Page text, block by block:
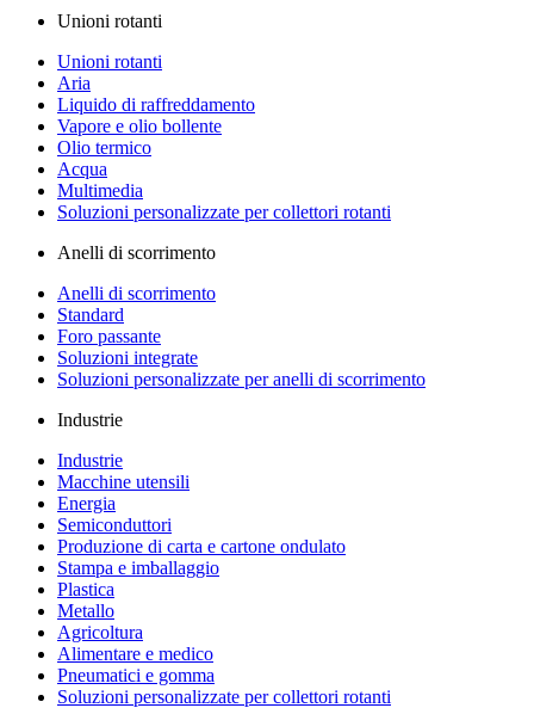
Unioni rotanti
Unioni rotanti
Aria
Liquido di raffreddamento
Vapore e olio bollente
Olio termico
Acqua
Multimedia
Soluzioni personalizzate per collettori rotanti
Anelli di scorrimento
Anelli di scorrimento
Standard
Foro passante
Soluzioni integrate
Soluzioni personalizzate per anelli di scorrimento
Industrie
Industrie
Macchine utensili
Energia
Semiconduttori
Produzione di carta e cartone ondulato
Stampa e imballaggio
Plastica
Metallo
Agricoltura
Alimentare e medico
Pneumatici e gomma
Soluzioni personalizzate per collettori rotanti